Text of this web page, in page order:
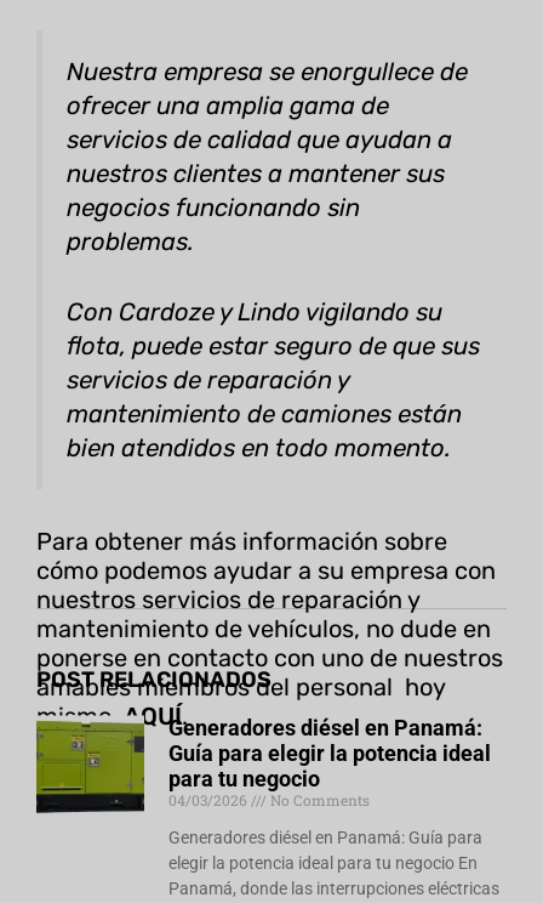
Nuestra empresa se enorgullece de
ofrecer una amplia gama de
servicios de calidad que ayudan a
nuestros clientes a mantener sus
negocios funcionando sin
problemas.
Con Cardoze y Lindo vigilando su
flota, puede estar seguro de que sus
servicios de reparación y
mantenimiento de camiones están
bien atendidos en todo momento.
Para obtener más información sobre
cómo podemos ayudar a su empresa con
nuestros servicios de reparación y
mantenimiento de vehículos, no dude en
ponerse en contacto con uno de nuestros
amables miembros del personal hoy
mismo.AQUÍ.
POST RELACIONADOS
Generadores diésel en Panamá:
Guía para elegir la potencia ideal
para tu negocio
04/03/2026
No Comments
Generadores diésel en Panamá: Guía para
elegir la potencia ideal para tu negocio En
Panamá, donde las interrupciones eléctricas